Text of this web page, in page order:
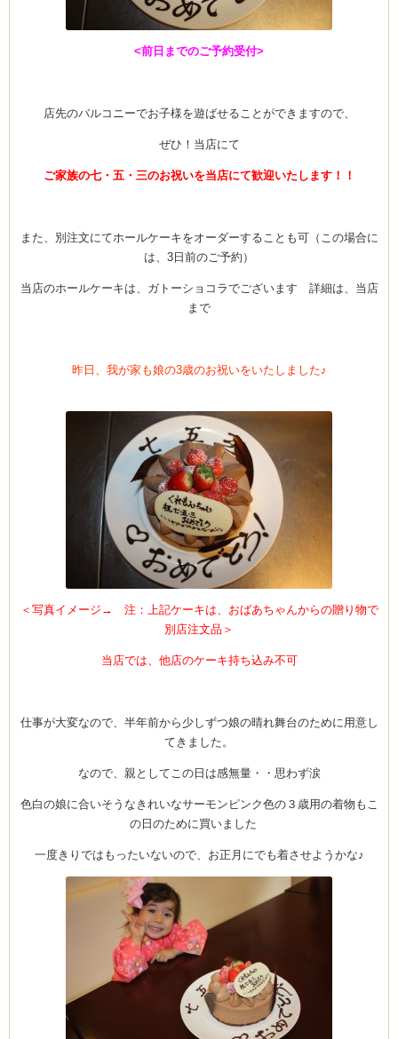
新百合ヶ丘の料理教
室・テイクアウト
Clémentine
<前日までのご予約受付>
店先のバルコニーでお子様を遊ばせることができますので、
ぜひ！当店にて
ご家族の七・五・三のお祝いを当店にて歓迎いたします！！
また、別注文にてホールケーキをオーダーすることも可（この場合に
は、3日前のご予約）
当店のホールケーキは、ガトーショコラでございます 詳細は、当店
まで
昨日、我が家も娘の3歳のお祝いをいたしました♪
＜写真イメージ→ 注：上記ケーキは、おばあちゃんからの贈り物で
別店注文品 ＞
当店では、他店のケーキ持ち込み不可
仕事が大変なので、半年前から少しずつ娘の晴れ舞台のために用意し
てきました。
なので、親としてこの日は感無量・・思わず涙
色白の娘に合いそうなきれいなサーモンピンク色の３歳用の着物もこ
の日のために買いました
一度きりではもったいないので、お正月にでも着させようかな♪